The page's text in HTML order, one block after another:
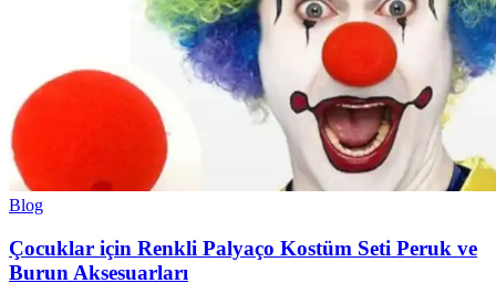
Blog
Çocuklar için Renkli Palyaço Kostüm Seti Peruk ve
Burun Aksesuarları